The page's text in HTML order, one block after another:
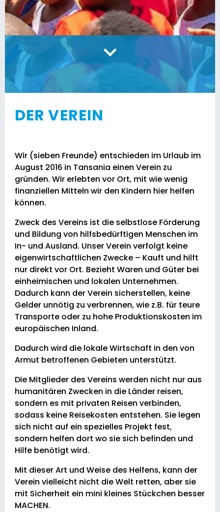
DER VEREIN
Wir (sieben Freunde) entschieden im Urlaub im
August 2016 in Tansania einen Verein zu
gründen. Wir erlebten vor Ort, mit wie wenig
finanziellen Mitteln wir den Kindern hier helfen
können.
Zweck des Vereins ist die selbstlose Förderung
und Bildung von hilfsbedürftigen Menschen im
In- und Ausland. Unser Verein verfolgt keine
eigenwirtschaftlichen Zwecke – Kauft und hilft
nur direkt vor Ort. Bezieht Waren und Güter bei
einheimischen und lokalen Unternehmen.
Dadurch kann der Verein sicherstellen, keine
Gelder unnötig zu verbrennen, wie z.B. für teure
Transporte oder zu hohe Produktionskosten im
europäischen Inland.
Dadurch wird die lokale Wirtschaft in den von
Armut betroffenen Gebieten unterstützt.
Die Mitglieder des Vereins werden nicht nur aus
humanitären Zwecken in die Länder reisen,
sondern es mit privaten Reisen verbinden,
sodass keine Reisekosten entstehen. Sie legen
sich nicht auf ein spezielles Projekt fest,
sondern helfen dort wo sie sich befinden und
Hilfe benötigt wird.
Mit dieser Art und Weise des Helfens, kann der
Verein vielleicht nicht die Welt retten, aber sie
mit Sicherheit ein mini kleines Stückchen besser
MACHEN.